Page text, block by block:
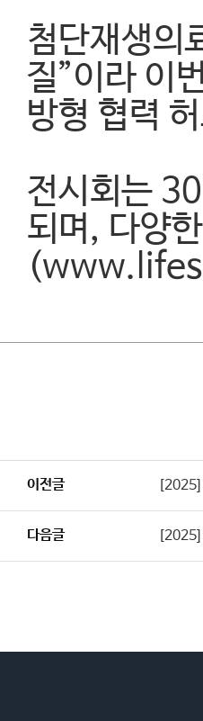
첨단재생의
질”이라 이
방형 협력
전시회는
되며, 다양
이전글 [2025]
다음글 [2025]